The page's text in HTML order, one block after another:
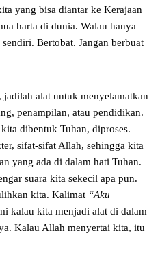
yang bisa diantar ke Kerajaan
harta di dunia. Walau hanya
Bertobat. Jangan berbuat
jadilah alat untuk menyelamatkan
penampilan, atau pendidikan.
dibentuk Tuhan, diproses.
sifat-sifat Allah, sehingga kita
yang ada di dalam hati Tuhan.
suara kita sekecil apa pun.
kita. Kalimat “Aku
kalau kita menjadi alat di dalam
Kalau Allah menyertai kita, itu